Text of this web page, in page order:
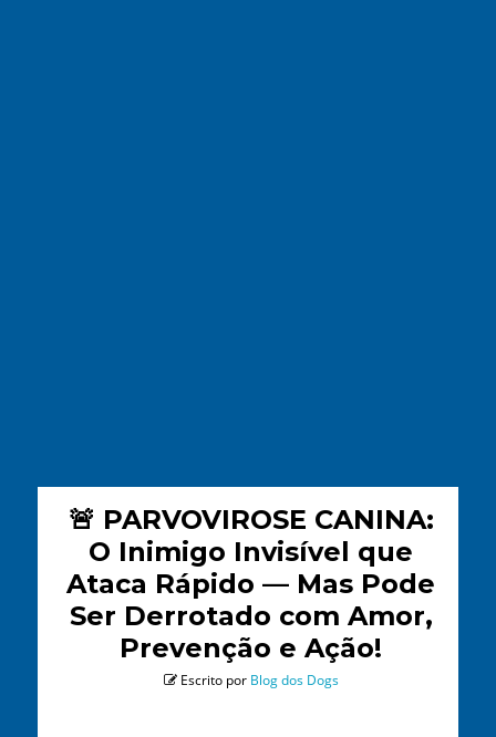
🚨 PARVOVIROSE CANINA:
O Inimigo Invisível que
Ataca Rápido — Mas Pode
Ser Derrotado com Amor,
Prevenção e Ação!
Escrito por Blog dos Dogs